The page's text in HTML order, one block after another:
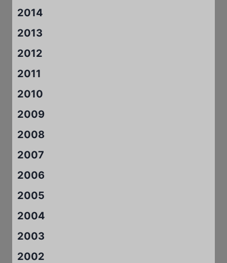
2014
2013
2012
2011
2010
2009
2008
2007
2006
2005
2004
2003
2002